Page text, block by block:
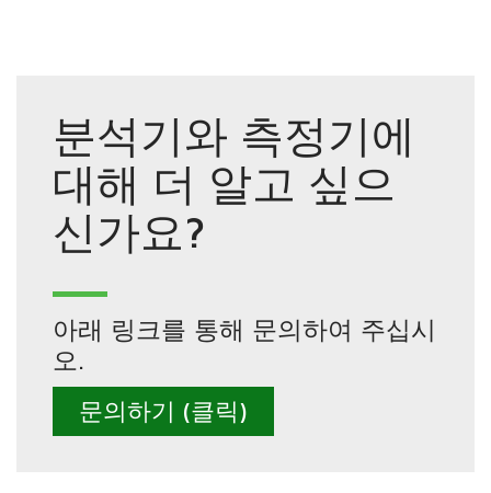
분석기와 측정기에
대해 더 알고 싶으
신가요?
아래 링크를 통해 문의하여 주십시
오.
문의하기 (클릭)